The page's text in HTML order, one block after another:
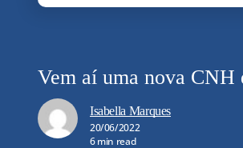
Vem aí uma nova CNH
Isabella Marques
20/06/2022
6 min read